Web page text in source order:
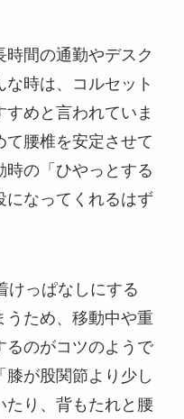
間の通勤やデスク
時は、コルセット
めと言われていま
腰椎を安定させて
時の「ひやっとする
になってくれるはず
けっぱなしにする
うため、移動中や重
るのがコツのようで
が股関節より少し
たり、背もたれと腰